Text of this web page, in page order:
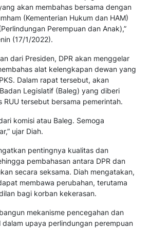
akan membahas bersama dengan
(Kementerian Hukum dan HAM)
Perempuan dan Anak),”
(17/1/2022).
dari Presiden, DPR akan menggelar
alat kelengkapan dewan yang
Dalam rapat tersebut, akan
Legislatif (Baleg) yang diberi
RUU tersebut bersama pemerintah.
komisi atau Baleg. Semoga
ujar Diah.
pentingnya kualitas dan
pembahasan antara DPR dan
secara seksama. Diah mengatakan,
membawa perubahan, terutama
bagi korban kekerasan.
mekanisme pencegahan dan
upaya perlindungan perempuan